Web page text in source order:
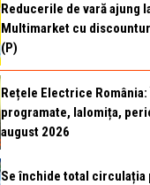
Reducerile de vară ajung
Multimarket cu
(P)
Rețele Electrice
programate, Ialomița,
august 2026
Se închide total circulația